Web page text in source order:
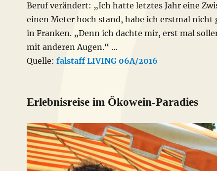
Beruf verändert: „Ich hatte letztes Jahr eine
einen Meter hoch stand, habe ich erstmal
in Franken. „Denn ich dachte mir, erst mal
mit anderen Augen.“ …
Quelle: falstaff LIVING 06A/2016
Erlebnisreise im Ökowein-Paradies